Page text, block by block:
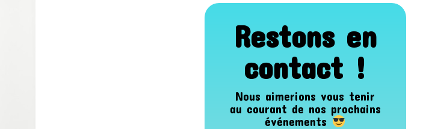
Restons en
contact !
Nous aimerions vous tenir
au courant de nos prochains
événements